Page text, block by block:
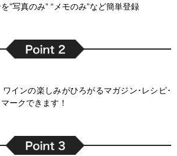
”写真のみ” “メモのみ”など簡単登録
インの楽しみがひろがるマガジン･レシピ･
ークできます！